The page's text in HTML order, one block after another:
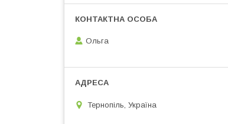
Ольга
Тернопіль, Україна